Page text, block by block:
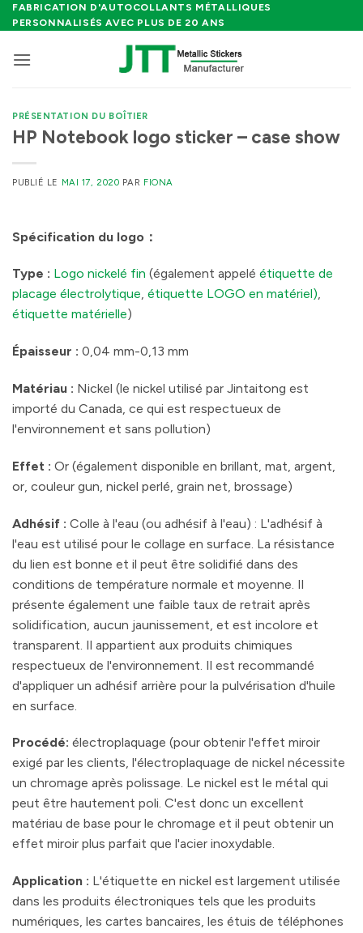
Passer
au
FABRICATION D'AUTOCOLLANTS MÉTALLIQUES
PERSONNALISÉS AVEC PLUS DE 20 ANS
PRÉSENTATION DU BOÎTIER
HP Notebook logo sticker – case show
PUBLIÉ LE MAI 17, 2020 PAR FIONA
Spécification du logo ：
Type : Logo nickelé fin (également appelé étiquette de
placage électrolytique, étiquette LOGO en matériel),
étiquette matérielle)
Épaisseur : 0,04 mm-0,13 mm
Matériau : Nickel (le nickel utilisé par Jintaitong est
importé du Canada, ce qui est respectueux de
l'environnement et sans pollution)
Effet : Or (également disponible en brillant, mat, argent,
or, couleur gun, nickel perlé, grain net, brossage)
Adhésif : Colle à l'eau (ou adhésif à l'eau) : L'adhésif à
l'eau est utilisé pour le collage en surface. La résistance
du lien est bonne et il peut être solidifié dans des
conditions de température normale et moyenne. Il
présente également une faible taux de retrait après
solidification, aucun jaunissement, et est incolore et
transparent. Il appartient aux produits chimiques
respectueux de l'environnement. Il est recommandé
d'appliquer un adhésif arrière pour la pulvérisation d'huile
en surface.
Procédé: électroplaquage (pour obtenir l'effet miroir
exigé par les clients, l'électroplaquage de nickel nécessite
un chromage après polissage. Le nickel est le métal qui
peut être hautement poli. C'est donc un excellent
matériau de base pour le chromage et il peut obtenir un
effet miroir plus parfait que l'acier inoxydable.
Application : L'étiquette en nickel est largement utilisée
dans les produits électroniques tels que les produits
numériques, les cartes bancaires, les étuis de téléphones